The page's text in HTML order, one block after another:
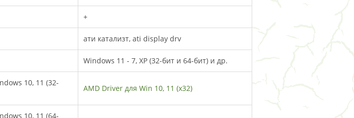
+
ати катализт, ati display drv
Windows 11 - 7, XP (32-бит и 64-бит) и др.
10, 11 (32-
AMD Driver для Win 10, 11 (x32)
10, 11 (64-